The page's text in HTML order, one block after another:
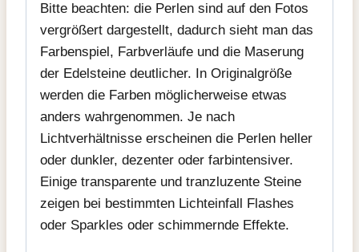
Bitte beachten: die Perlen sind auf den Fotos
vergrößert dargestellt, dadurch sieht man das
Farbenspiel, Farbverläufe und die Maserung
der Edelsteine deutlicher. In Originalgröße
werden die Farben möglicherweise etwas
anders wahrgenommen. Je nach
Lichtverhältnisse erscheinen die Perlen heller
oder dunkler, dezenter oder farbintensiver.
Einige transparente und tranzluzente Steine
zeigen bei bestimmten Lichteinfall Flashes
oder Sparkles oder schimmernde Effekte.